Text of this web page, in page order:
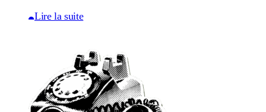
Lire la suite